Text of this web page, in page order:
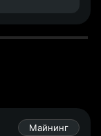
Майнинг